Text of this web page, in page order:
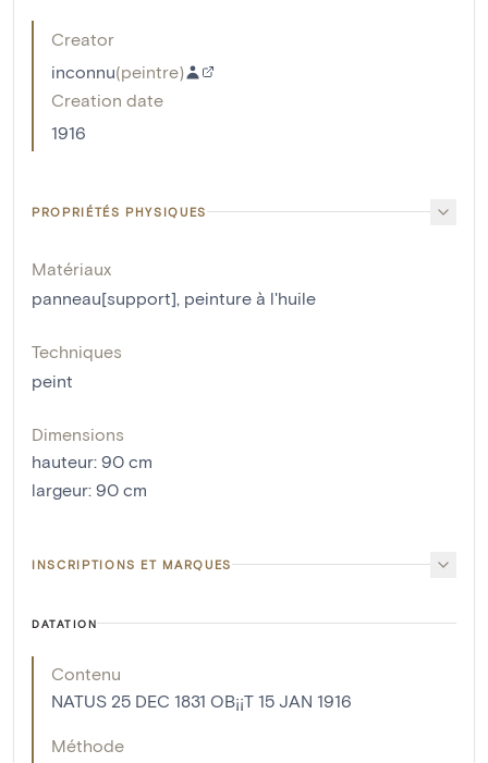
Creator
inconnu(peintre)
Creation date
1916
PROPRIÉTÉS PHYSIQUES
Matériaux
panneau[support] peinture à l'huile
Techniques
peint
Dimensions
hauteur: 90 cm
largeur: 90 cm
INSCRIPTIONS ET MARQUES
DATATION
Contenu
NATUS 25 DEC 1831 OB¡¡T 15 JAN 1916
Méthode